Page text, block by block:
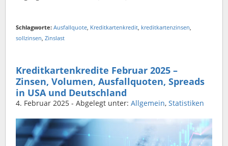
Schlagworte: Ausfallquote Kreditkartenkredit kreditkartenzinsen
sollzinsen Zinslast
Kreditkartenkredite Februar 2025 –
Zinsen, Volumen, Ausfallquoten, Spreads
in USA und Deutschland
4. Februar 2025 - Abgelegt unter: Allgemein, Statistiken